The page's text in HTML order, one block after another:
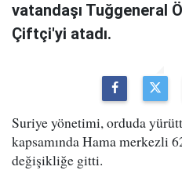
vatandaşı Tuğgeneral
Çiftçi'yi atadı.
Suriye yönetimi, orduda
kapsamında Hama merkezli
değişikliğe gitti.